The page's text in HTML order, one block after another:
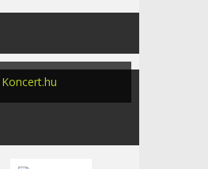
Koncert.hu